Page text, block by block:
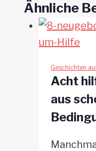
Ähnliche
Geschichten
Acht
aus